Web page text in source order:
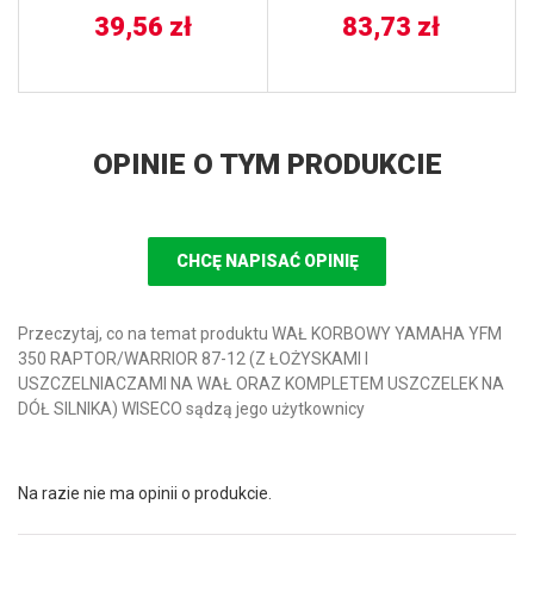
39,56 zł 83,73 zł
OPINIE O TYM PRODUKCIE
CHCĘ NAPISAĆ OPINIĘ
Przeczytaj, co na temat produktu WAŁ KORBOWY YAMAHA YFM
350 RAPTOR/WARRIOR 87-12 (Z ŁOŻYSKAMI I
USZCZELNIACZAMI NA WAŁ ORAZ KOMPLETEM USZCZELEK NA
DÓŁ SILNIKA) WISECO sądzą jego użytkownicy
Na razie nie ma opinii o produkcie.